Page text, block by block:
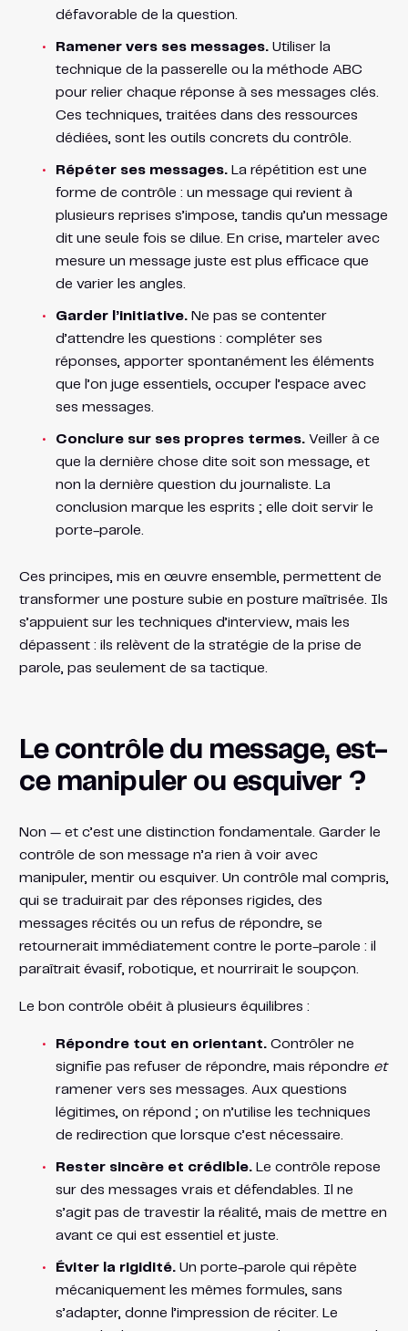
défavorable de la question.
Ramener vers ses messages.Utiliser la
technique de la passerelle ou la méthode ABC
pour relier chaque réponse à ses messages clés.
Ces techniques, traitées dans des ressources
dédiées, sont les outils concrets du contrôle.
Répéter ses messages.La répétition est une
forme de contrôle : un message qui revient à
plusieurs reprises s’impose, tandis qu’un message
dit une seule fois se dilue. En crise, marteler avec
mesure un message juste est plus efficace que
de varier les angles.
Garder l’initiative.Ne pas se contenter
d’attendre les questions : compléter ses
réponses, apporter spontanément les éléments
que l’on juge essentiels, occuper l’espace avec
ses messages.
Conclure sur ses propres termes.Veiller à ce
que la dernière chose dite soit son message, et
non la dernière question du journaliste. La
conclusion marque les esprits ; elle doit servir le
porte-parole.
Ces principes, mis en œuvre ensemble, permettent de
transformer une posture subie en posture maîtrisée. Ils
s’appuient sur les techniques d’interview, mais les
dépassent : ils relèvent de la stratégie de la prise de
parole, pas seulement de sa tactique.
Le contrôle du message, est-
ce manipuler ou esquiver ?
Non — et c’est une distinction fondamentale. Garder le
contrôle de son message n’a rien à voir avec
manipuler, mentir ou esquiver. Un contrôle mal compris,
qui se traduirait par des réponses rigides, des
messages récités ou un refus de répondre, se
retournerait immédiatement contre le porte-parole : il
paraîtrait évasif, robotique, et nourrirait le soupçon.
Le bon contrôle obéit à plusieurs équilibres :
Répondre tout en orientant.Contrôler ne
signifie pas refuser de répondre, mais répondre et
ramener vers ses messages. Aux questions
légitimes, on répond ; on n’utilise les techniques
de redirection que lorsque c’est nécessaire.
Rester sincère et crédible.Le contrôle repose
sur des messages vrais et défendables. Il ne
s’agit pas de travestir la réalité, mais de mettre en
avant ce qui est essentiel et juste.
Éviter la rigidité.Un porte-parole qui répète
mécaniquement les mêmes formules, sans
s’adapter, donne l’impression de réciter. Le